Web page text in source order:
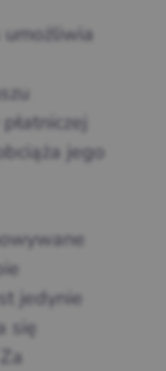
jego
jedynie
się